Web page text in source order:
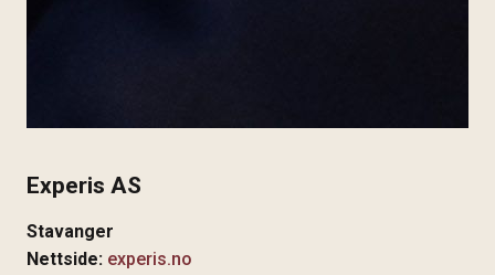
Experis AS
Stavanger
Nettside: experis.no